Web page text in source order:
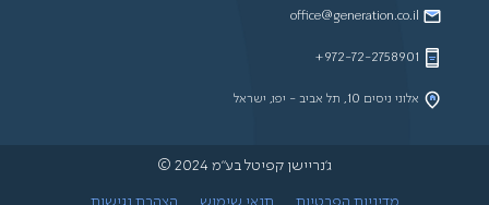
office@generation.co.il
972-72-2758901+
אלוני ניסים 10, תל אביב - יפו, ישראל
ג'נריישן קפיטל בע"מ 2024 ©